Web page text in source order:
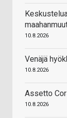
10.8.2026
Venäjä
10.8.2026
Assetto
10.8.2026